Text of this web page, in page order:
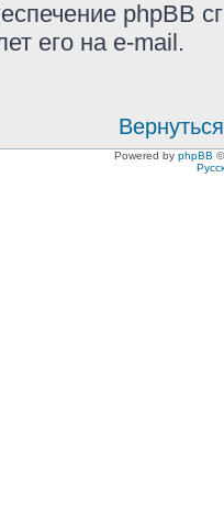
phpBB
его на e-mail.
Powered by phpBB